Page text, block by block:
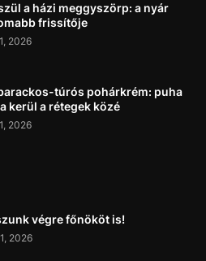
a házi meggyszörp: a nyár
frissítője
2026
túrós pohárkrém: puha
kerül a rétegek közé
2026
végre főnököt is!
2026